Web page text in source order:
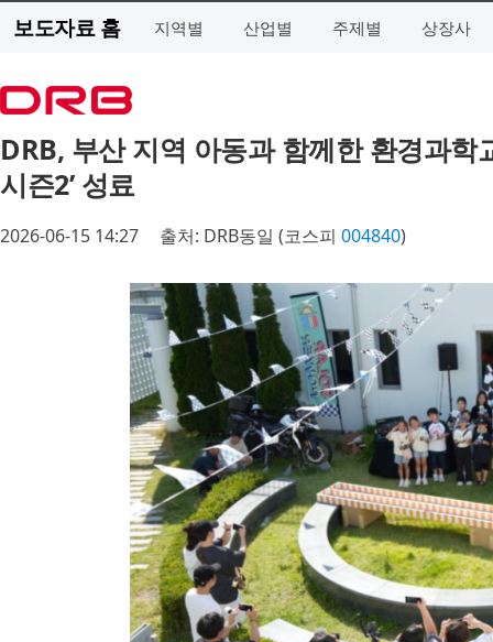
보도자료 홈 지역별 산업별 주제별 상장사
DRB, 부산 지역 아동과 함께한 환경과학
시즌2’ 성료
2026-06-15 14:27 출처: DRB동일 (코스피 004840)